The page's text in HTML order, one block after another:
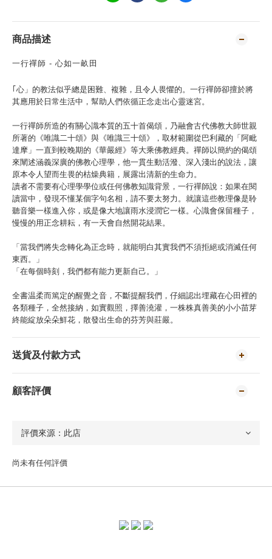
商品描述
一行禪師 - 心如一畝田
｢心」的教法似乎總是困難、複雜，且令人畏懼的。一行禪師卻擅於將
其應用於日常生活中，幫助人們依循正念走出心靈迷宮。
一行禪師所造的有關心識本質的五十首偈頌，乃融會古代佛教大師世親
所著的《唯識二十頌》與《唯識三十頌》，取材範圍從巴利藏的「阿毗
達摩」一直到較晚期的《華嚴經》等大乘佛教經典。禪師以簡約的偈頌
來闡述涵義深廣的佛教心理學，他一貫生動活潑、深入淺出的說法，讓
原本令人望而生畏的枯燥典籍，展露出清新的生命力。
讀者不需要有心理學學位或任何佛教知識背景，一行禪師說：如果在閱
讀當中，發現不懂某個字句名相，請不要太努力。就讓這些教理像是聆
聽音樂一樣進入你，或是像大地讓雨水浸潤它一樣。心識會保留種子，
慢慢的用正念耕耘，有一天會自然開花結果。
「當我們將失念轉化為正念時，就能明白其實我們不須拒絕或消滅任何
東西。」
「在每個時刻，我們都有能力更新自己。」
全書温柔而篤定的醒覺之音，不斷提醒我們，仔細認出埋藏在心田裡的
各類種子，全然接納，如實觀照，擇善澆灌，一株株真善美的小小苗芽
終能綻放朵朵鮮花，散發出生命的芬芳與莊嚴。
送貨及付款方式
顧客評價
尚未有任何評價